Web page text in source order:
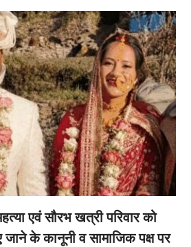
एवं सौरभ खत्री परिवार को
जाने के कानूनी व सामाजिक पक्ष पर